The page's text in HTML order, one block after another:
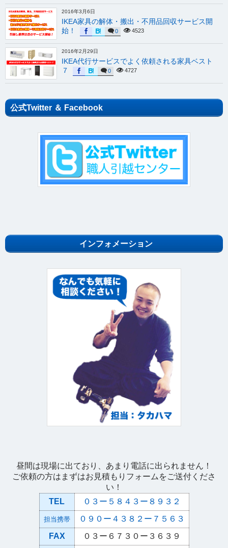
2016年3月6日
IKEA家具の解体・搬出・不用品回収サービス開
始！
0 4523
2016年2月29日
IKEA代行サービスでよく依頼される家具ベスト
７
0 4727
公式Twitter ＆ Facebook
インフォメーション
昼間は現場に出ており、あまり電話に出られません！
ご依頼の方はまずはお見積もりフォームをご送付くださ
い！
TEL
０３ー５８４３ー８９３２
担当携帯
０９０ー４３８２ー７５６３
FAX
０３ー６７３０ー３６３９